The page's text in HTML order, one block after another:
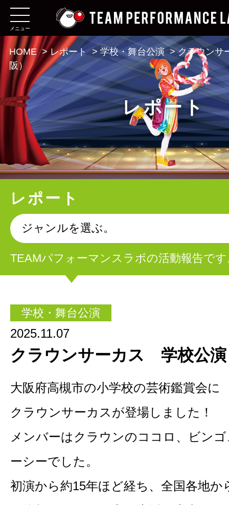
メニュー
レポート
HOME >レポート > 学校・舞台公演 >クラウン
阪）
レポート
ジャンルを選ぶ。
TEAMパフォーマンスラボの活動報告で
学校・舞台公演
2025.11.07
クラウンサーカス 学校公
大阪府高槻市の小学校の芸術鑑賞会に
クラウンサーカスが登場しました！
メンバーはクラウンのココロ、ビン
ーシーでした。
初演から約15年ほど経ち、全国各地か